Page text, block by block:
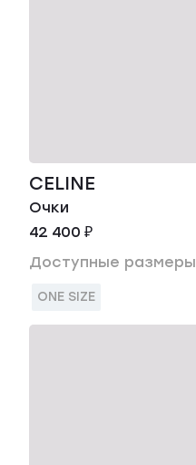
CELINE
Очки
42 400 ₽
Доступные размеры
ONE SIZE